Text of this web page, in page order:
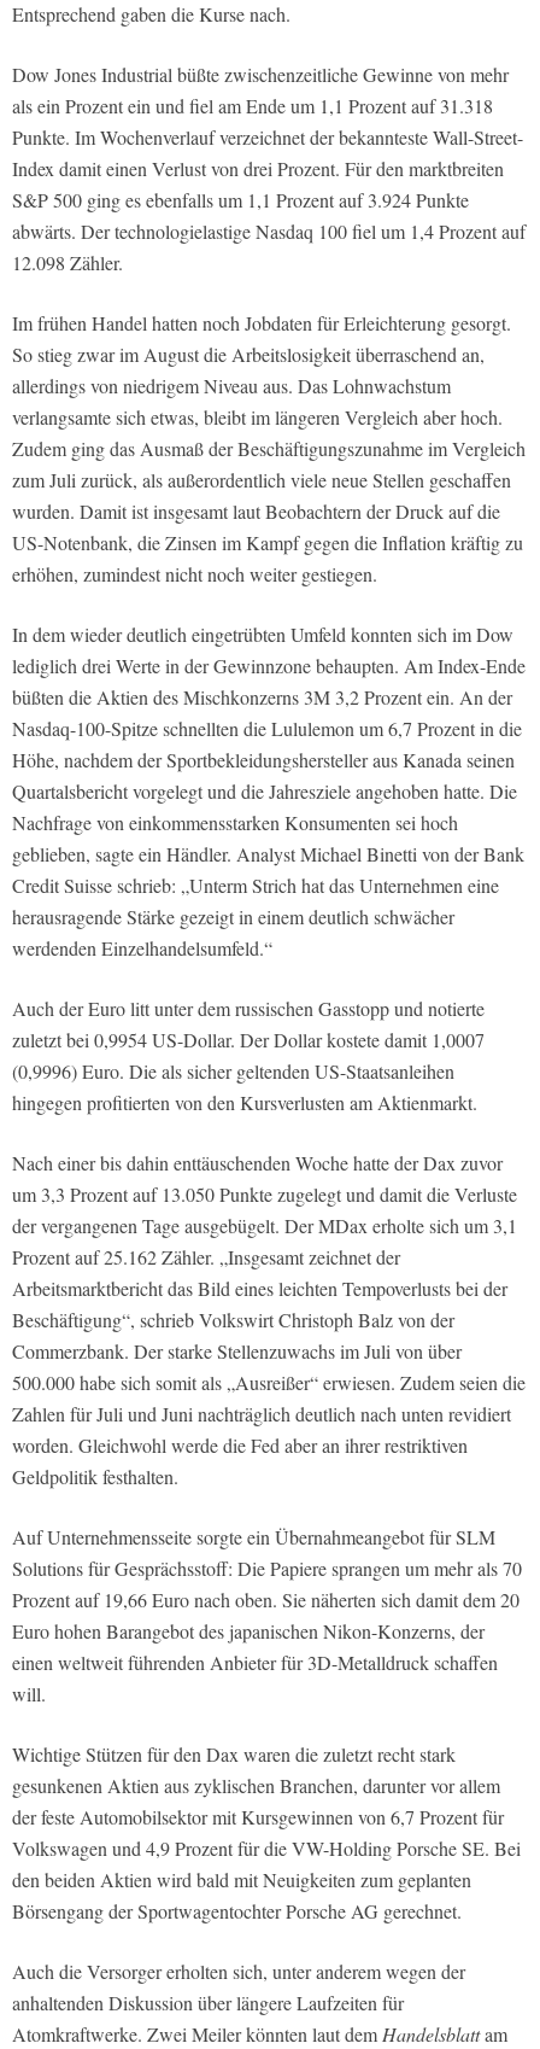
Entsprechend gaben die Kurse nach.
Dow Jones Industrial büßte zwischenzeitliche Gewinne von mehr
als ein Prozent ein und fiel am Ende um 1,1 Prozent auf 31.318
Punkte. Im Wochenverlauf verzeichnet der bekannteste Wall-Street-
Index damit einen Verlust von drei Prozent. Für den marktbreiten
S&P 500 ging es ebenfalls um 1,1 Prozent auf 3.924 Punkte
abwärts. Der technologielastige Nasdaq 100 fiel um 1,4 Prozent auf
12.098 Zähler.
Im frühen Handel hatten noch Jobdaten für Erleichterung gesorgt.
So stieg zwar im August die Arbeitslosigkeit überraschend an,
allerdings von niedrigem Niveau aus. Das Lohnwachstum
verlangsamte sich etwas, bleibt im längeren Vergleich aber hoch.
Zudem ging das Ausmaß der Beschäftigungszunahme im Vergleich
zum Juli zurück, als außerordentlich viele neue Stellen geschaffen
wurden. Damit ist insgesamt laut Beobachtern der Druck auf die
US-Notenbank, die Zinsen im Kampf gegen die Inflation kräftig zu
erhöhen, zumindest nicht noch weiter gestiegen.
In dem wieder deutlich eingetrübten Umfeld konnten sich im Dow
lediglich drei Werte in der Gewinnzone behaupten. Am Index-Ende
büßten die Aktien des Mischkonzerns 3M 3,2 Prozent ein. An der
Nasdaq-100-Spitze schnellten die Lululemon um 6,7 Prozent in die
Höhe, nachdem der Sportbekleidungshersteller aus Kanada seinen
Quartalsbericht vorgelegt und die Jahresziele angehoben hatte. Die
Nachfrage von einkommensstarken Konsumenten sei hoch
geblieben, sagte ein Händler. Analyst Michael Binetti von der Bank
Credit Suisse schrieb: „Unterm Strich hat das Unternehmen eine
herausragende Stärke gezeigt in einem deutlich schwächer
werdenden Einzelhandelsumfeld.“
Auch der Euro litt unter dem russischen Gasstopp und notierte
zuletzt bei 0,9954 US-Dollar. Der Dollar kostete damit 1,0007
(0,9996) Euro. Die als sicher geltenden US-Staatsanleihen
hingegen profitierten von den Kursverlusten am Aktienmarkt.
Nach einer bis dahin enttäuschenden Woche hatte der Dax zuvor
um 3,3 Prozent auf 13.050 Punkte zugelegt und damit die Verluste
der vergangenen Tage ausgebügelt. Der MDax erholte sich um 3,1
Prozent auf 25.162 Zähler. „Insgesamt zeichnet der
Arbeitsmarktbericht das Bild eines leichten Tempoverlusts bei der
Beschäftigung“, schrieb Volkswirt Christoph Balz von der
Commerzbank. Der starke Stellenzuwachs im Juli von über
500.000 habe sich somit als „Ausreißer“ erwiesen. Zudem seien die
Zahlen für Juli und Juni nachträglich deutlich nach unten revidiert
worden. Gleichwohl werde die Fed aber an ihrer restriktiven
Geldpolitik festhalten.
Auf Unternehmensseite sorgte ein Übernahmeangebot für SLM
Solutions für Gesprächsstoff: Die Papiere sprangen um mehr als 70
Prozent auf 19,66 Euro nach oben. Sie näherten sich damit dem 20
Euro hohen Barangebot des japanischen Nikon-Konzerns, der
einen weltweit führenden Anbieter für 3D-Metalldruck schaffen
will.
Wichtige Stützen für den Dax waren die zuletzt recht stark
gesunkenen Aktien aus zyklischen Branchen, darunter vor allem
der feste Automobilsektor mit Kursgewinnen von 6,7 Prozent für
Volkswagen und 4,9 Prozent für die VW-Holding Porsche SE. Bei
den beiden Aktien wird bald mit Neuigkeiten zum geplanten
Börsengang der Sportwagentochter Porsche AG gerechnet.
Auch die Versorger erholten sich, unter anderem wegen der
anhaltenden Diskussion über längere Laufzeiten für
Atomkraftwerke. Zwei Meiler könnten laut dem Handelsblattam